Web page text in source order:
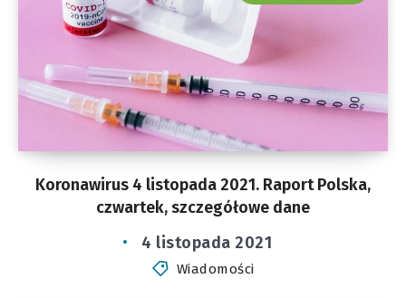
Koronawirus 4 listopada 2021. Raport Polska,
czwartek, szczegółowe dane
4 listopada 2021
Wiadomości